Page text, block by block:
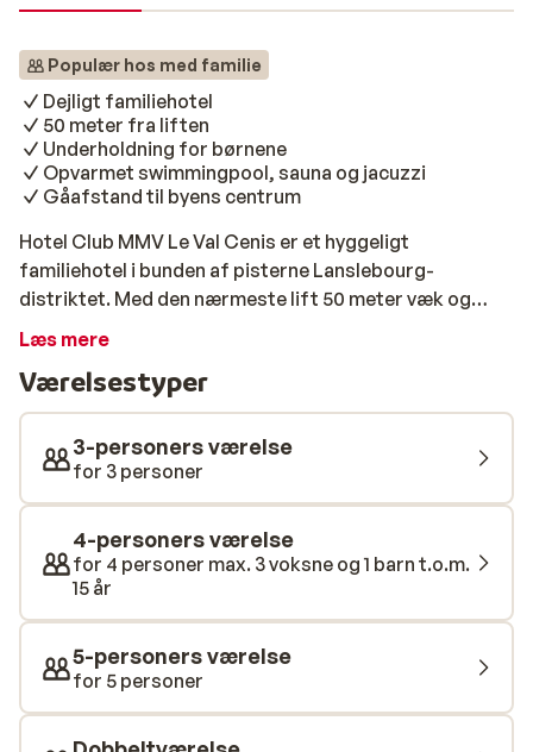
Populær hos med familie
Dejligt familiehotel
50 meter fra liften
Underholdning for børnene
Opvarmet swimmingpool, sauna og jacuzzi
Gåafstand til byens centrum
Hotel Club MMV Le Val Cenis er et hyggeligt
familiehotel i bunden af pisterne Lanslebourg-
distriktet. Med den nærmeste lift 50 meter væk og
centrum inden for gåafstand er du på det perfekte
indrettet. Du bor med helpension, så du behøver ikke at
tænke på mad på denne ferie. Der er også et
entusiastisk underholdningsteam som med sikkerhed
underholder børnene. Der er også rig mulighed for
afslapning i den opvarmede pool eller i saunaen og
jacuzzien. På Club MMV vil alle få en fantastisk ferie!
Læs mere
Værelsestyper
3-personers værelse
for 3 personer
4-personers værelse
for 4 personer max. 3 voksne og 1 barn t.o.m.
15 år
5-personers værelse
for 5 personer